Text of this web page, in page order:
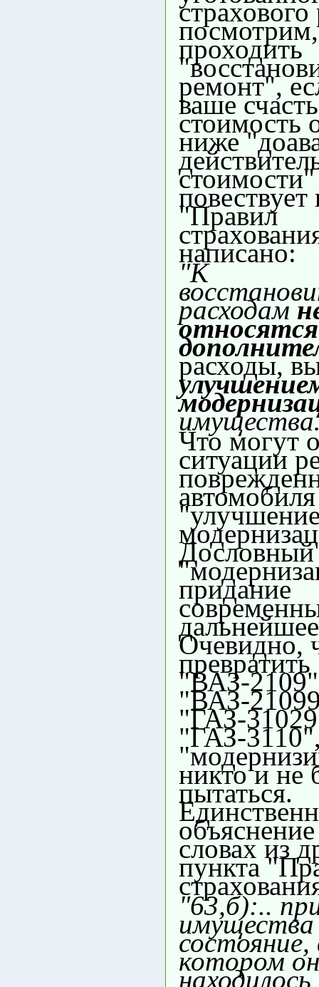
страхового
проходить
ремонт",
ваше
стоимость
ниже
повествует
"Правил
написано:
"К
расходам
относятся
расходы,
Что могут
ситуации
Дословный
придание
Очевидно,
превратить
"ВАЗ-
"ВАЗ-
"ГАЗ-
"ГАЗ-
никто и не
пытаться.
словах из
пункта
"63,б):..
имущества
состояние,
котором